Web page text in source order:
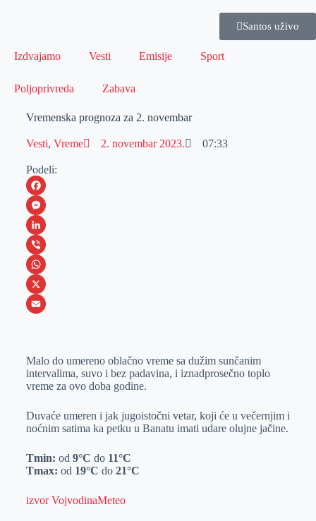
Santos uživo
Izdvajamo Vesti Emisije Sport
Poljoprivreda Zabava
Vremenska prognoza za 2. novembar
Vesti, Vreme 2. novembar 2023. 07:33
Podeli:
F
a
c
e
b
o
M
e
s
s
e
e
r
L
i
n
k
I
n
V
i
b
W
h
s
A
p
X
a
i
Malo do umereno oblačno vreme sa dužim sunčanim
intervalima, suvo i bez padavina, i iznadprosečno toplo
vreme za ovo doba godine.
Duvaće umeren i jak jugoistočni vetar, koji će u večernjim i
noćnim satima ka petku u Banatu imati udare olujne jačine.
Tmin: od 9°C do 11°C
Tmax: od 19°C do 21°C
izvor VojvodinaMeteo